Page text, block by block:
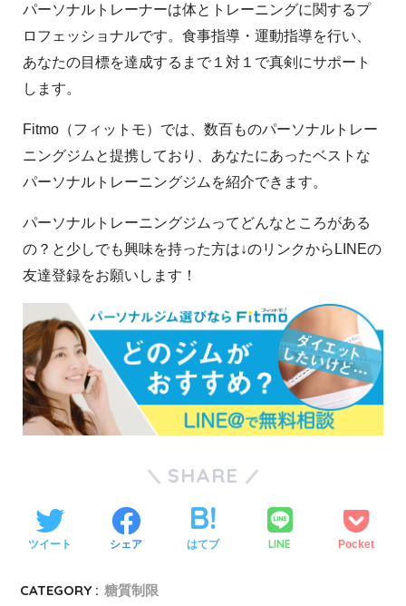
パーソナルトレーナーは体とトレーニングに関するプ
ロフェッショナルです。食事指導・運動指導を行い、
あなたの目標を達成するまで１対１で真剣にサポート
します。
Fitmo（フィットモ）では、数百ものパーソナルトレー
ニングジムと提携しており、あなたにあったベストな
パーソナルトレーニングジムを紹介できます。
パーソナルトレーニングジムってどんなところがある
の？と少しでも興味を持った方は↓のリンクからLINEの
友達登録をお願いします！
SHARE
ツイート シェア はてブ LINE Pocket
CATEGORY : 糖質制限